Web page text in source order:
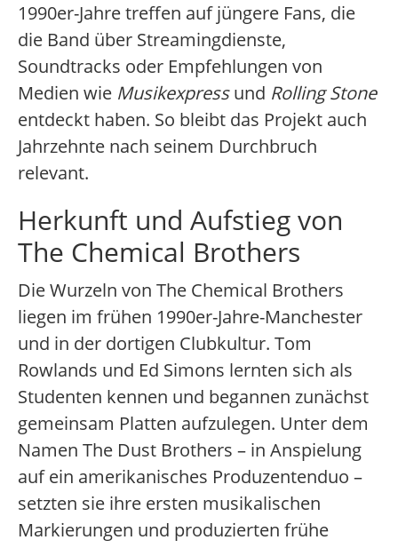
1990er-Jahre treffen auf jüngere Fans, die
die Band über Streamingdienste,
Soundtracks oder Empfehlungen von
Medien wie Musikexpressund Rolling Stone
entdeckt haben. So bleibt das Projekt auch
Jahrzehnte nach seinem Durchbruch
relevant.
Herkunft und Aufstieg von
The Chemical Brothers
Die Wurzeln von The Chemical Brothers
liegen im frühen 1990er-Jahre-Manchester
und in der dortigen Clubkultur. Tom
Rowlands und Ed Simons lernten sich als
Studenten kennen und begannen zunächst
gemeinsam Platten aufzulegen. Unter dem
Namen The Dust Brothers – in Anspielung
auf ein amerikanisches Produzentenduo –
setzten sie ihre ersten musikalischen
Markierungen und produzierten frühe